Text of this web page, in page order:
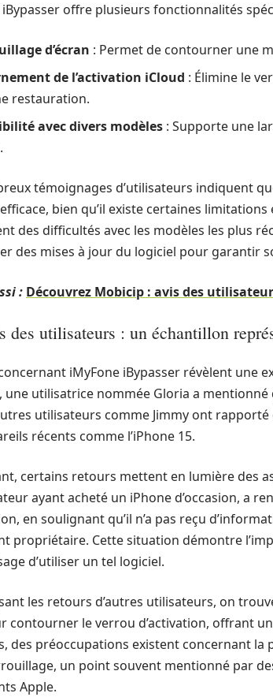
iBypasser offre plusieurs fonctionnalités
d’écran : Permet de contourner une
de l’activation iCloud : Élimine le
restauration.
avec divers modèles : Supporte une
témoignages d’utilisateurs indiquent
bien qu’il existe certaines
des difficultés avec les modèles les plus
des mises à jour du logiciel pour garantir
: Découvrez Mobicip : avis des
des utilisateurs : un échantillon
iMyFone iBypasser révèlent une
une utilisatrice nommée Gloria a
utilisateurs comme Jimmy ont
récents comme l’iPhone 15.
certains retours mettent en lumière des
ayant acheté un iPhone d’occasion, a
en soulignant qu’il n’a pas reçu
propriétaire. Cette situation démontre
d’utiliser un tel logiciel.
les retours d’autres utilisateurs, on
contourner le verrou d’activation, offrant
des préoccupations existent concernant
un point souvent mentionné par
Apple.